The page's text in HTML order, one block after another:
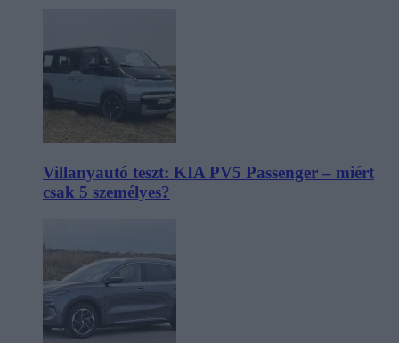
Villanyautó teszt: KIA PV5 Passenger – miért
csak 5 személyes?